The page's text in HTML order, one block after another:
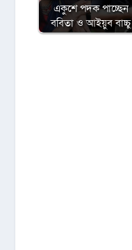
একুশে পদক পাচ্ছেন
ববিতা ও আইয়ুব বাচ্চু